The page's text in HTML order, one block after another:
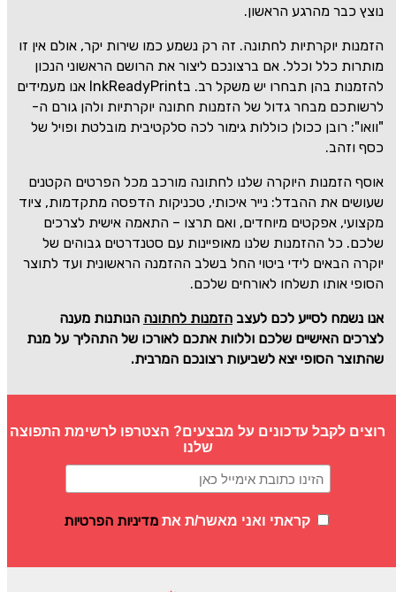
נוצץ כבר מהרגע הראשון.
הזמנות יוקרתיות לחתונה. זה רק נשמע כמו שירות יקר, אולם אין זו
מותרות כלל וכלל. אם ברצונכם ליצור את הרושם הראשוני הנכון
להזמנות בהן תבחרו יש משקל רב. בInkReadyPrint אנו מעמידים
לרשותכם מבחר גדול של הזמנות חתונה יוקרתיות ולהן גורם ה-
"וואו": רובן ככולן כוללות גימור לכה סלקטיבית מובלטת ופויל של
כסף וזהב.
אוסף הזמנות היוקרה שלנו לחתונה מורכב מכל הפרטים הקטנים
שעושים את ההבדל: נייר איכותי, טכניקות הדפסה מתקדמות, ציוד
מקצועי, אפקטים מיוחדים, ואם תרצו – התאמה אישית לצרכים
שלכם. כל ההזמנות שלנו מאופיינות עם סטנדרטים גבוהים של
יוקרה הבאים לידי ביטוי החל בשלב ההזמנה הראשונית ועד לתוצר
הסופי אותו תשלחו לאורחים שלכם.
אנו נשמח לסייע לכם לעצב הזמנות לחתונה הנותנות מענה
לצרכים האישיים שלכם וללוות אתכם לאורכו של התהליך על מנת
שהתוצר הסופי יצא לשביעות רצונכם המרבית.
רוצים לקבל עדכונים על מבצעים? הצטרפו לרשימת התפוצה
שלנו
קראתי ואני מאשר/ת את מדיניות הפרטיות